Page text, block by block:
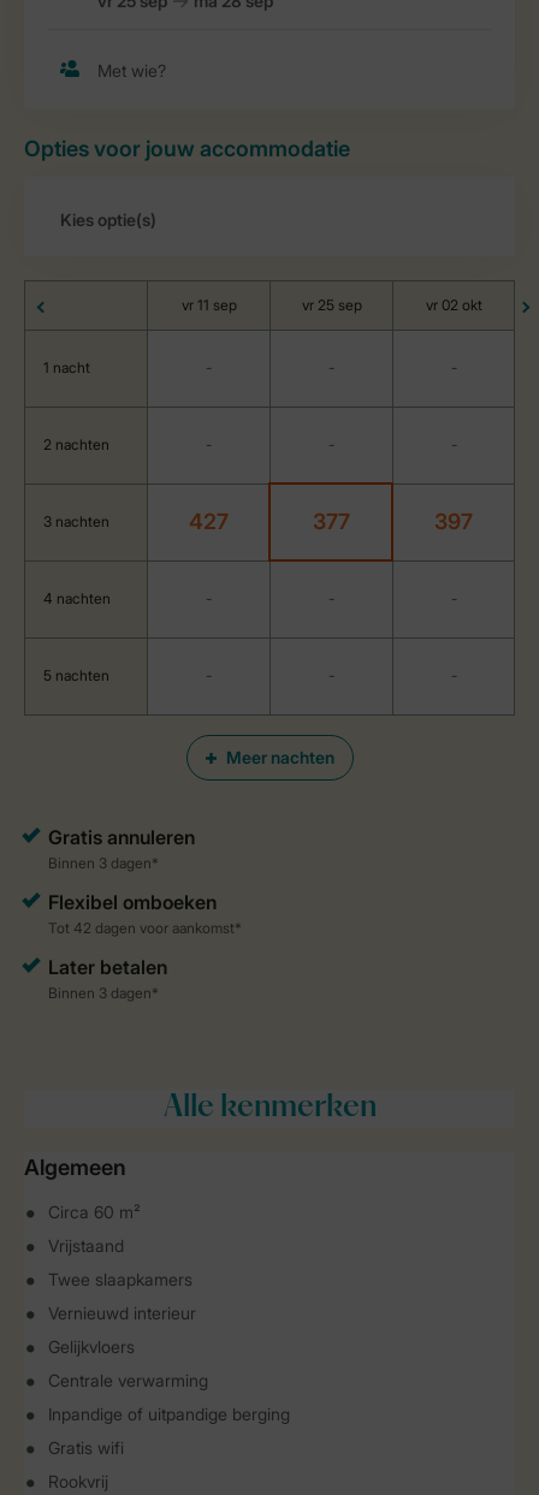
Opties voor jouw accommodatie
Meer nachten
vr 11 sep vr 25 sep vr 02 okt
1 nacht - - -
2 nachten - - -
3 nachten 427 377 397
4 nachten - - -
5 nachten - - -
Alle kenmerken
Algemeen
Circa 60 m²
Vrijstaand
Twee slaapkamers
Vernieuwd interieur
Gelijkvloers
Centrale verwarming
Inpandige of uitpandige berging
Gratis wifi
Rookvrij